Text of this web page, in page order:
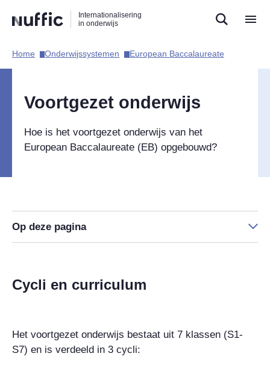
naar
zoekfunctie
naar
hoofdnavigatie
naar
inhoud
Internationalisering
in onderwijs
Hoofdnavigatie
Home​ Onderwijssystemen​ European Baccalaureate​
Voortgezet onderwijs
Hoe is het voortgezet onderwijs van het
European Baccalaureate (EB) opgebouwd?
Op deze pagina
Cycli en curriculum
Het voortgezet onderwijs bestaat uit 7 klassen (S1-
S7) en is verdeeld in 3 cycli: